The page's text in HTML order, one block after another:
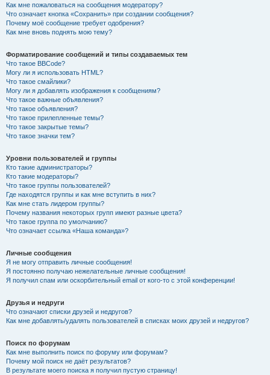
Как мне пожаловаться на сообщения модератору?
Что означает кнопка «Сохранить» при создании сообщения?
Почему моё сообщение требует одобрения?
Как мне вновь поднять мою тему?
Форматирование сообщений и типы создаваемых тем
Что такое BBCode?
Могу ли я использовать HTML?
Что такое смайлики?
Могу ли я добавлять изображения к сообщениям?
Что такое важные объявления?
Что такое объявления?
Что такое прилепленные темы?
Что такое закрытые темы?
Что такое значки тем?
Уровни пользователей и группы
Кто такие администраторы?
Кто такие модераторы?
Что такое группы пользователей?
Где находятся группы и как мне вступить в них?
Как мне стать лидером группы?
Почему названия некоторых групп имеют разные цвета?
Что такое группа по умолчанию?
Что означает ссылка «Наша команда»?
Личные сообщения
Я не могу отправить личные сообщения!
Я постоянно получаю нежелательные личные сообщения!
Я получил спам или оскорбительный email от кого-то с этой конференции!
Друзья и недруги
Что означают списки друзей и недругов?
Как мне добавлять/удалять пользователей в списках моих друзей и недругов?
Поиск по форумам
Как мне выполнить поиск по форуму или форумам?
Почему мой поиск не даёт результатов?
В результате моего поиска я получил пустую страницу!